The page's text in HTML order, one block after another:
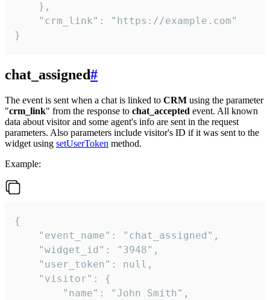
    },
    "crm_link": "https://example.com"
}
chat_assigned#
The event is sent when a chat is linked to CRM using the parameter
"crm_link" from the response to chat_accepted event. All known
data about visitor and some agent's info are sent in the request
parameters. Also parameters include visitor's ID if it was sent to the
widget using setUserToken method.
Example:
{
    "event_name": "chat_assigned",
    "widget_id": "3948",
    "user_token": null,
    "visitor": {
        "name": "John Smith",